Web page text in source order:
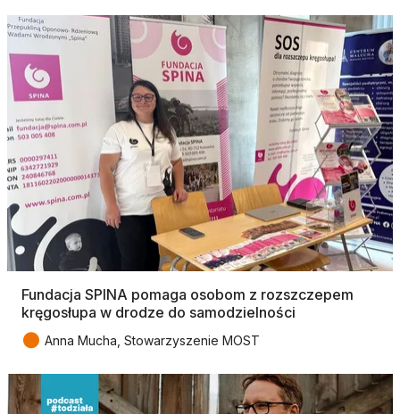
Fundacja SPINA pomaga osobom z rozszczepem
kręgosłupa w drodze do samodzielności
● Anna Mucha, Stowarzyszenie MOST